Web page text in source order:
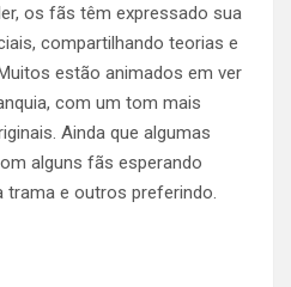
os fãs têm expressado sua
compartilhando teorias e
estão animados em ver
com um tom mais
Ainda que algumas
alguns fãs esperando
trama e outros preferindo.